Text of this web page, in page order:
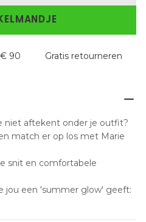
90 Gratis retourneren
niet aftekent onder je outfit?
match er op los met Marie
snit en comfortabele
jou een 'summer glow' geeft: